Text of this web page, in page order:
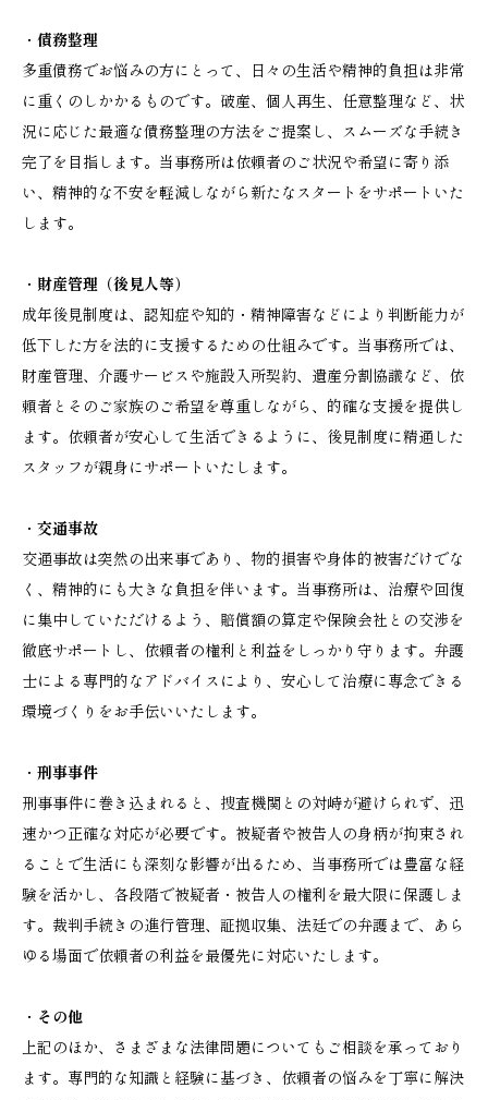
・ 債務整理
多重債務でお悩みの方にとって、日々の生活や精神的負担は非常
に重くのしかかるものです。破産、個人再生、任意整理など、状
況に応じた最適な債務整理の方法をご提案し、スムーズな手続き
完了を目指します。当事務所は依頼者のご状況や希望に寄り添
い、精神的な不安を軽減しながら新たなスタートをサポートいた
します。
・ 財産管理（後見人等）
成年後見制度は、認知症や知的・精神障害などにより判断能力が
低下した方を法的に支援するための仕組みです。当事務所では、
財産管理、介護サービスや施設入所契約、遺産分割協議など、依
頼者とそのご家族のご希望を尊重しながら、的確な支援を提供し
ます。依頼者が安心して生活できるように、後見制度に精通した
スタッフが親身にサポートいたします。
・ 交通事故
交通事故は突然の出来事であり、物的損害や身体的被害だけでな
く、精神的にも大きな負担を伴います。当事務所は、治療や回復
に集中していただけるよう、賠償額の算定や保険会社との交渉を
徹底サポートし、依頼者の権利と利益をしっかり守ります。弁護
士による専門的なアドバイスにより、安心して治療に専念できる
環境づくりをお手伝いいたします。
・ 刑事事件
刑事事件に巻き込まれると、捜査機関との対峙が避けられず、迅
速かつ正確な対応が必要です。被疑者や被告人の身柄が拘束され
ることで生活にも深刻な影響が出るため、当事務所では豊富な経
験を活かし、各段階で被疑者・被告人の権利を最大限に保護しま
す。裁判手続きの進行管理、証拠収集、法廷での弁護まで、あら
ゆる場面で依頼者の利益を最優先に対応いたします。
・ その他
上記のほか、さまざまな法律問題についてもご相談を承っており
ます。専門的な知識と経験に基づき、依頼者の悩みを丁寧に解決